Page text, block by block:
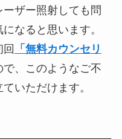
ザー照射しても問
なると思います。
「無料カウンセリ
、このようなご不
いただけます。